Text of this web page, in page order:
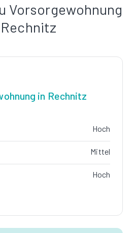
Vorsorgewohnung
in Rechnitz
Hoch
Mittel
Hoch